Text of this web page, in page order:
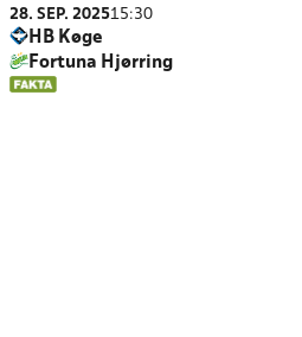
28. SEP. 202515:30
HB Køge
Fortuna Hjørring